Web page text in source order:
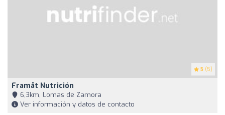
5 (5)
Framåt Nutrición
6,3km, Lomas de Zamora
Ver información y datos de contacto